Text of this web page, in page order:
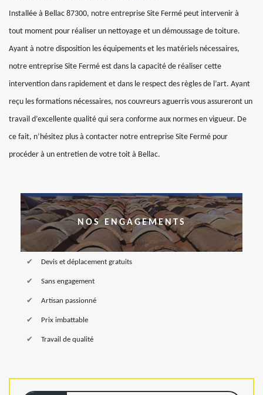
Installée à Bellac 87300, notre entreprise Site Fermé peut intervenir à
tout moment pour réaliser un nettoyage et un démoussage de toiture.
Ayant à notre disposition les équipements et les matériels nécessaires,
notre entreprise Site Fermé est dans la capacité de réaliser cette
intervention dans rapidement et dans le respect des règles de l’art. Ayant
reçu les formations nécessaires, nos couvreurs aguerris vous assureront un
travail d’excellente qualité qui sera conforme aux normes en vigueur. De
ce fait, n’hésitez plus à contacter notre entreprise Site Fermé pour
procéder à un entretien de votre toit à Bellac.
NOS ENGAGEMENTS
Devis et déplacement gratuits
Sans engagement
Artisan passionné
Prix imbattable
Travail de qualité